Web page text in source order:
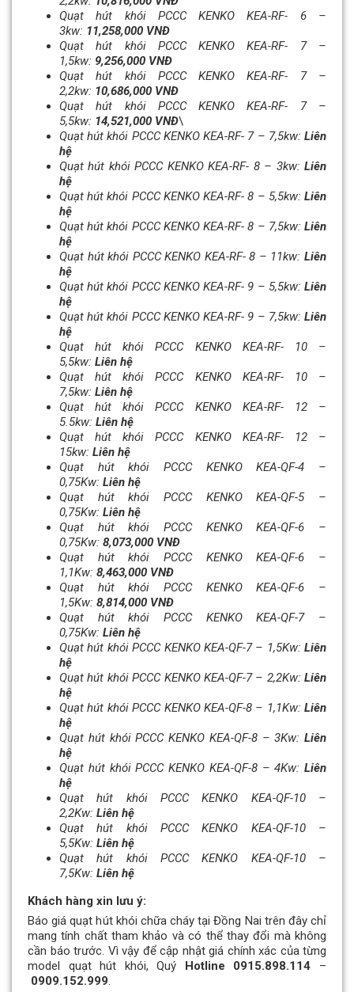
Quạt hút khói PCCC KENKO KEA-RF- 6 –
3kw: 11,258,000 VNĐ
Quạt hút khói PCCC KENKO KEA-RF- 7 –
1,5kw: 9,256,000 VNĐ
Quạt hút khói PCCC KENKO KEA-RF- 7 –
2,2kw: 10,686,000 VNĐ
Quạt hút khói PCCC KENKO KEA-RF- 7 –
5,5kw: 14,521,000 VNĐ\
Quạt hút khói PCCC KENKO KEA-RF- 7 – 7,5kw: Liên
hệ
Quạt hút khói PCCC KENKO KEA-RF- 8 – 3kw: Liên
hệ
Quạt hút khói PCCC KENKO KEA-RF- 8 – 5,5kw: Liên
hệ
Quạt hút khói PCCC KENKO KEA-RF- 8 – 7,5kw: Liên
hệ
Quạt hút khói PCCC KENKO KEA-RF- 8 – 11kw: Liên
hệ
Quạt hút khói PCCC KENKO KEA-RF- 9 – 5,5kw: Liên
hệ
Quạt hút khói PCCC KENKO KEA-RF- 9 – 7,5kw: Liên
hệ
Quạt hút khói PCCC KENKO KEA-RF- 10 –
5,5kw: Liên hệ
Quạt hút khói PCCC KENKO KEA-RF- 10 –
7,5kw: Liên hệ
Quạt hút khói PCCC KENKO KEA-RF- 12 –
5.5kw: Liên hệ
Quạt hút khói PCCC KENKO KEA-RF- 12 –
15kw: Liên hệ
Quạt hút khói PCCC KENKO KEA-QF-4 –
0,75Kw: Liên hệ
Quạt hút khói PCCC KENKO KEA-QF-5 –
0,75Kw: Liên hệ
Quạt hút khói PCCC KENKO KEA-QF-6 –
0,75Kw: 8,073,000 VNĐ
Quạt hút khói PCCC KENKO KEA-QF-6 –
1,1Kw: 8,463,000 VNĐ
Quạt hút khói PCCC KENKO KEA-QF-6 –
1,5Kw: 8,814,000 VNĐ
Quạt hút khói PCCC KENKO KEA-QF-7 –
0,75Kw: Liên hệ
Quạt hút khói PCCC KENKO KEA-QF-7 – 1,5Kw: Liên
hệ
Quạt hút khói PCCC KENKO KEA-QF-7 – 2,2Kw: Liên
hệ
Quạt hút khói PCCC KENKO KEA-QF-8 – 1,1Kw: Liên
hệ
Quạt hút khói PCCC KENKO KEA-QF-8 – 3Kw: Liên
hệ
Quạt hút khói PCCC KENKO KEA-QF-8 – 4Kw: Liên
hệ
Quạt hút khói PCCC KENKO KEA-QF-10 –
2,2Kw: Liên hệ
Quạt hút khói PCCC KENKO KEA-QF-10 –
5,5Kw: Liên hệ
Quạt hút khói PCCC KENKO KEA-QF-10 –
7,5Kw: Liên hệ
Khách hàng xin lưu ý:
Báo giá quạt hút khói chữa cháy tại Đồng Nai trên đây chỉ
mang tính chất tham khảo và có thể thay đổi mà không
cần báo trước. Vì vậy để cập nhật giá chính xác của từng
model quạt hút khói, Quý
Hotline 0915.898.114 –
0909.152.999.